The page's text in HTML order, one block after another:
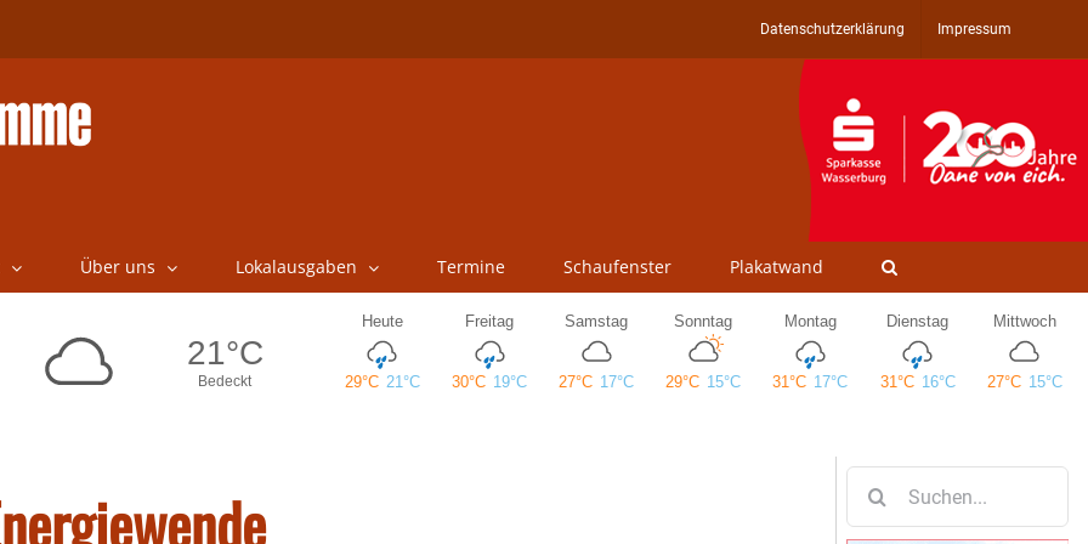
Datenschutzerklärung Impressum
Über uns Lokalausgaben Termine Schaufenster Plakatwand
nach: